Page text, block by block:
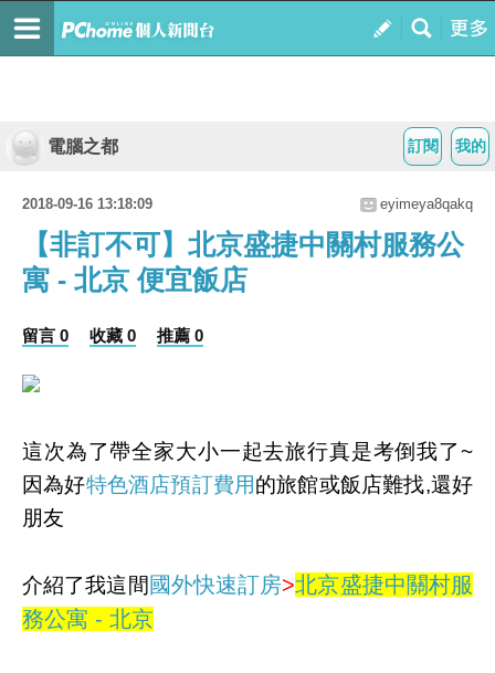
我的
訂閱
電腦之都
2018-09-16 13:18:09 eyimeya8qakq
【非訂不可】北京盛捷中關村服務公
寓 - 北京 便宜飯店
留言 0 收藏 0 推薦 0
這次為了帶全家大小一起去旅行真是考倒我了~
因為好特色酒店預訂費用的旅館或飯店難找,還好
朋友
介紹了我這間 國外快速訂房>北京盛捷中關村服
務公寓 - 北京